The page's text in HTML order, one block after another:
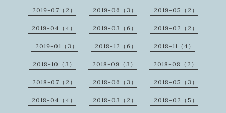
2019-07（2） 2019-06（3） 2019-05（2）
2019-04（4） 2019-03（6） 2019-02（2）
2019-01（3） 2018-12（6） 2018-11（4）
2018-10（3） 2018-09（3） 2018-08（2）
2018-07（2） 2018-06（3） 2018-05（3）
2018-04（4） 2018-03（2） 2018-02（5）